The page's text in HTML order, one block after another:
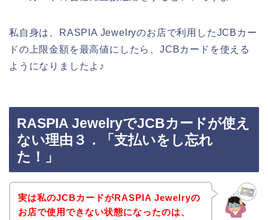
私自身は、RASPIA Jewelryのお店で利用したJCBカー
ドの上限金額を最高値にしたら、JCBカードを使える
ようになりましたよ♪
RASPIA JewelryでJCBカードが使え
ない理由３．「支払いをし忘れ
た！」
実は私のJCBカードがRASPIA Jewelryの
お店で使用できない状態になったのは、